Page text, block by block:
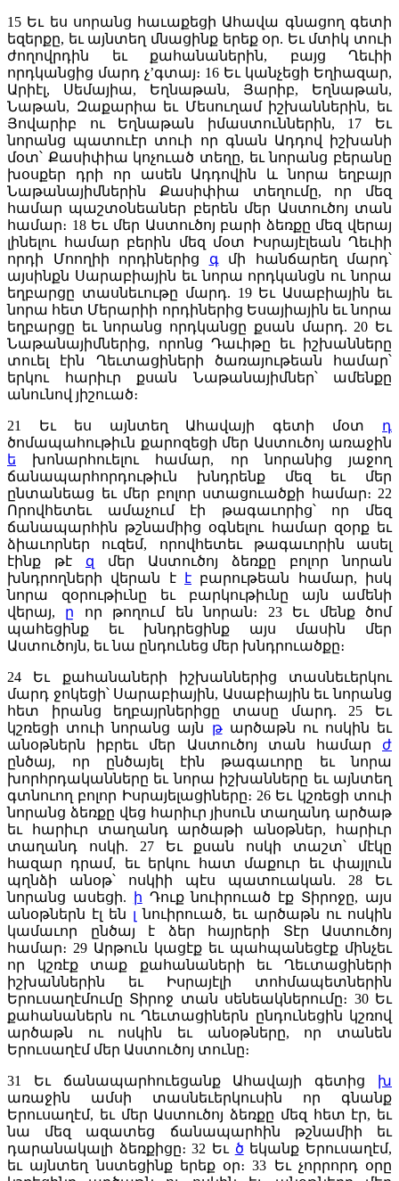
15 Եւ ես սորանց հաւաքեցի Ահավա գնացող գետի
եզերքը, եւ այնտեղ մնացինք երեք օր. Եւ մտիկ տուի
ժողովրդին եւ քահանաներին, բայց Ղեւիի
որդկանցից մարդ չ’գտայ։ 16 Եւ կանչեցի Եղիազար,
Արիէլ, Սեմայիա, Եղնաթան, Յարիբ, Եղնաթան,
Նաթան, Զաքարիա եւ Մեսուղամ իշխաններին, եւ
Յովարիբ ու Եղնաթան իմաստուններին, 17
Եւ
նորանց պատուէր տուի որ գնան Ադդով իշխանի
մօտ՝ Քասիփիա կոչուած տեղը, եւ նորանց բերանը
խօսքեր դրի որ ասեն Ադդովին և նորա եղբայր
Նաթանայիմներին Քասիփիա տեղումը, որ մեզ
համար պաշտօնեաներ բերեն մեր Աստուծոյ տան
համար։ 18 Եւ մեր Աստուծոյ բարի ձեռքը մեզ վերայ
լինելու համար բերին մեզ մօտ Իսրայէլեան Ղեւիի
որդի Մոողիի որդիներից գ
մի հանճարեղ մարդ՝
այսինքն Սարաբիային եւ նորա որդկանցն ու նորա
եղբարցը տասնեւութը մարդ. 19 Եւ Ասաբիային եւ
նորա հետ Մերարիի որդիներից Եսայիային եւ նորա
եղբարցը եւ նորանց որդկանցը քսան մարդ. 20 Եւ
Նաթանայիմներից, որոնց Դաւիթը եւ իշխանները
տուել էին Ղեւտացիների ծառայութեան համար՝
երկու հարիւր քսան Նաթանայիմներ՝ ամենքը
անունով յիշուած։
21 Եւ ես այնտեղ Ահավայի գետի մօտ դ
ծոմապահութիւն քարոզեցի մեր Աստուծոյ առաջին
ե
խոնարհուելու համար, որ նորանից յաջող
ճանապարհորդութիւն խնդրենք մեզ եւ մեր
ընտանեաց եւ մեր բոլոր ստացուածքի համար։ 22
Որովհետեւ ամաչում էի թագաւորից՝ որ մեզ
ճանապարհին թշնամիից օգնելու համար զօրք եւ
ձիաւորներ ուզեմ, որովհետեւ թագաւորին ասել
էինք թէ զ
մեր Աստուծոյ ձեռքը բոլոր նորան
խնդրողների վերան է
է բարութեան համար, իսկ
նորա զօրութիւնը եւ բարկութիւնը այն ամենի
վերայ, ը որ թողում են նորան։ 23
Եւ մենք ծոմ
պահեցինք եւ խնդրեցինք այս մասին մեր
Աստուծոյն, եւ նա ընդունեց մեր խնդրուածքը։
24
Եւ քահանաների իշխաններից տասնեւերկու
մարդ ջոկեցի՝ Սարաբիային, Ասաբիային եւ նորանց
հետ իրանց եղբայրներիցը տասը մարդ. 25
Եւ
կշռեցի տուի նորանց այն թ արծաթն ու ոսկին եւ
անօթներն իբրեւ մեր Աստուծոյ տան համար ժ
ընծայ, որ ընծայել էին թագաւորը եւ նորա
խորհրդականները եւ նորա իշխանները եւ այնտեղ
գտնուող բոլոր Իսրայելացիները։ 26 Եւ կշռեցի տուի
նորանց ձեռքը վեց հարիւր յիսուն տաղանդ արծաթ
եւ հարիւր տաղանդ արծաթի անօթներ, հարիւր
տաղանդ ոսկի. 27
Եւ քսան ոսկի տաշտ՝ մէկը
հազար դրամ, եւ երկու հատ մաքուր եւ փայլուն
պղնձի անօթ՝ ոսկիի պէս պատուական. 28
Եւ
նորանց ասեցի.
ի Դուք նուիրուած էք Տիրոջը, այս
անօթներն էլ են լ նուիրուած, եւ արծաթն ու ոսկին
կամաւոր ընծայ է ձեր հայրերի Տէր Աստուծոյ
համար։ 29 Արթուն կացէք եւ պահպանեցէք մինչեւ
որ կշռէք տաք քահանաների եւ Ղեւտացիների
իշխաններին եւ Իսրայէլի տոհմապետներին
Երուսաղէմումը Տիրոջ տան սենեակներումը։ 30 Եւ
քահանաներն ու Ղեւտացիներն ընդունեցին կշռով
արծաթն ու ոսկին եւ անօթները, որ տանեն
Երուսաղէմ մեր Աստուծոյ տունը։
31 Եւ ճանապարհուեցանք Ահավայի գետից
խ
առաջին ամսի տասնեւերկուսին որ գնանք
Երուսաղէմ, եւ մեր Աստուծոյ ձեռքը մեզ հետ էր, եւ
նա մեզ ազատեց ճանապարհին թշնամիի եւ
դարանակալի ձեռքիցը։32 Եւ ծ եկանք Երուսաղէմ,
եւ այնտեղ նստեցինք երեք օր։33 Եւ չորրորդ օրը